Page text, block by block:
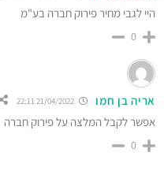
היי לגבי מחיר פירוק חברה בע"מ
0
אריה בן חמו
אפשר לקבל המלצה על פירוק חברה
0